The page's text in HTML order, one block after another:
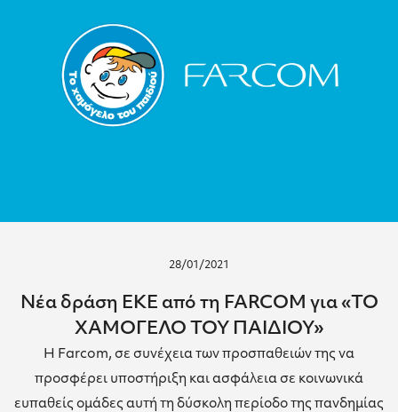
28/01/2021
Νέα δράση ΕΚΕ από τη FARCOM για «ΤΟ
ΧΑΜΟΓΕΛΟ ΤΟΥ ΠΑΙΔΙΟΥ»
Η Farcom, σε συνέχεια των προσπαθειών της να
προσφέρει υποστήριξη και ασφάλεια σε κοινωνικά
ευπαθείς ομάδες αυτή τη δύσκολη περίοδο της πανδημίας